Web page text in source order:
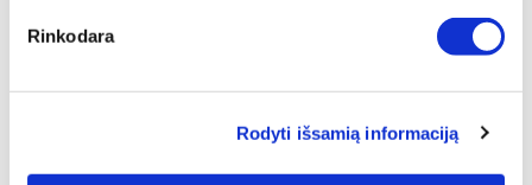
Rinkodara
Rodyti išsamią informaciją
komentaru (-ais)